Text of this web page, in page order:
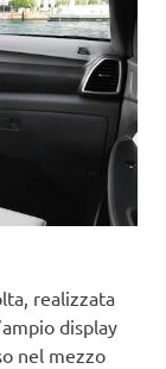
realizzata
display
nel mezzo